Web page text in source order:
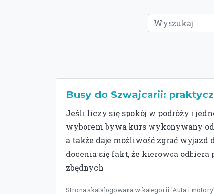
Busy do Szwajcarii:
Jeśli liczy się spokój w podróży i
wyborem bywa kurs wykonywany od
a także daje możliwość zgrać
docenia się fakt, że kierowca odbiera
zbędnych
Strona skatalogowana w kategorii "Auta i